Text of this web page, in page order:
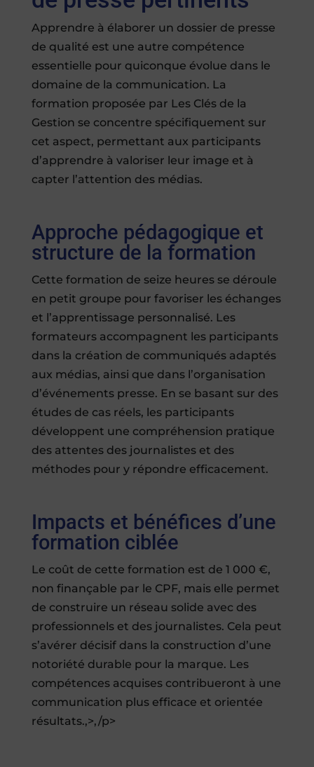
Apprendre à élaborer un dossier de presse
de qualité est une autre compétence
essentielle pour quiconque évolue dans le
domaine de la communication. La
formation proposée par Les Clés de la
Gestion se concentre spécifiquement sur
cet aspect, permettant aux participants
d’apprendre à valoriser leur image et à
capter l’attention des médias.
Approche pédagogique et
structure de la formation
Cette formation de seize heures se déroule
en petit groupe pour favoriser les échanges
et l’apprentissage personnalisé. Les
formateurs accompagnent les participants
dans la création de communiqués adaptés
aux médias, ainsi que dans l’organisation
d’événements presse. En se basant sur des
études de cas réels, les participants
développent une compréhension pratique
des attentes des journalistes et des
méthodes pour y répondre efficacement.
Impacts et bénéfices d’une
formation ciblée
Le coût de cette formation est de 1 000 €,
non finançable par le CPF, mais elle permet
de construire un réseau solide avec des
professionnels et des journalistes. Cela peut
s’avérer décisif dans la construction d’une
notoriété durable pour la marque. Les
compétences acquises contribueront à une
communication plus efficace et orientée
résultats.,>,/p>